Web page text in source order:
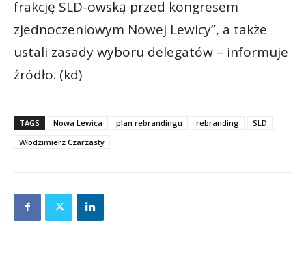
frakcję SLD-owską przed kongresem
zjednoczeniowym Nowej Lewicy”, a także
ustali zasady wyboru delegatów – informuje
źródło. (kd)
TAGS Nowa Lewica plan rebrandingu rebranding
SLD
Włodzimierz Czarzasty